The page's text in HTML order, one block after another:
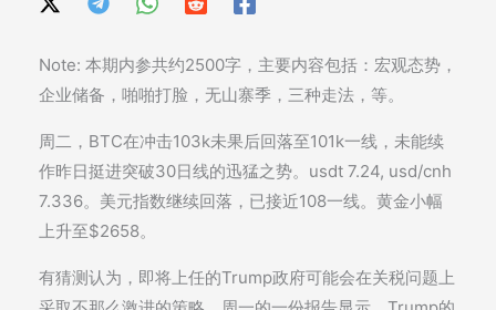
Note: 本期内参共约2500字，主要内容包括：宏观态势，
企业储备，啪啪打脸，无山寨季，三种走法，等。
周二，BTC在冲击103k未果后回落至101k一线，未能续
作昨日挺进突破30日线的迅猛之势。usdt 7.24, usd/cnh
7.336。美元指数继续回落，已接近108一线。黄金小幅
上升至$2658。
有猜测认为，即将上任的Trump政府可能会在关税问题上